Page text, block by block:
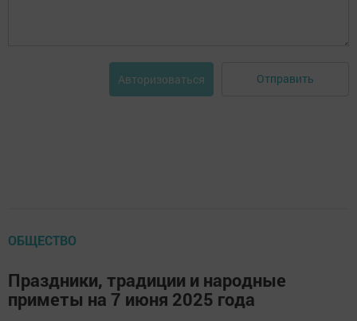
Авторизоваться Отправить
ОБЩЕСТВО
Праздники, традиции и народные
приметы на 7 июня 2025 года